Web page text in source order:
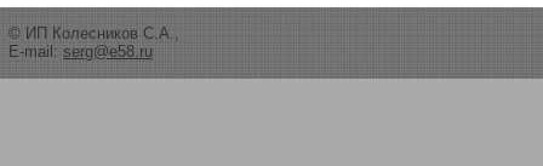
© ИП Колесников С.А.,
E-mail: serg@e58.ru